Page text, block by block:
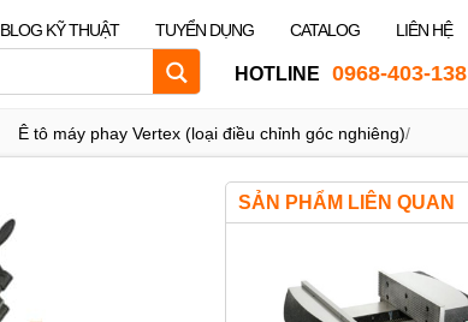
BLOG KỸ THUẬT TUYỂN DỤNG CATALOG LIÊN HỆ
HOTLINE 0968-403-138
Ê tô máy phay Vertex (loại điều chỉnh góc nghiêng)/
SẢN PHẨM LIÊN QUAN